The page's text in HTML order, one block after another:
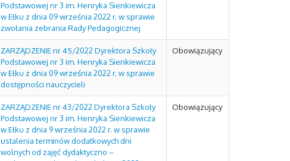
Podstawowej nr 3 im. Henryka Sienkiewicza
w Ełku z dnia 09 września 2022 r. w sprawie
zwołania zebrania Rady Pedagogicznej
ZARZĄDZENIE nr 45/2022 Dyrektora Szkoły
Podstawowej nr 3 im. Henryka Sienkiewicza
w Ełku z dnia 09 września 2022 r. w sprawie
dostępności nauczycieli
Obowiązujący
ZARZĄDZENIE nr 43/2022 Dyrektora Szkoły
Podstawowej nr 3 im. Henryka Sienkiewicza
w Ełku z dnia 9 września 2022 r. w sprawie
ustalenia terminów dodatkowych dni
wolnych od zajęć dydaktyczno –
Obowiązujący